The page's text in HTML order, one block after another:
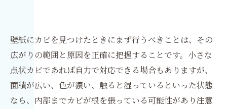
壁紙にカビを見つけたときにまず行うべきことは、その
広がりの範囲と原因を正確に把握することです。小さな
点状カビであれば自力で対応できる場合もありますが、
面積が広い、色が濃い、触ると湿っているといった状態
なら、内部までカビが根を張っている可能性があり注意